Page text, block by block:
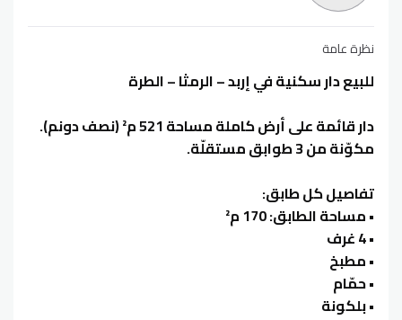
نظرة عامة
للبيع دار سكنية في إربد – الرمثا – الطرة
دار قائمة على أرض كاملة مساحة 521 م² (نصف دونم).
مكوّنة من 3 طوابق مستقلّة.
تفاصيل كل طابق:
• مساحة الطابق: 170 م²
• 4 غرف
• مطبخ
• حمّام
• بلكونة